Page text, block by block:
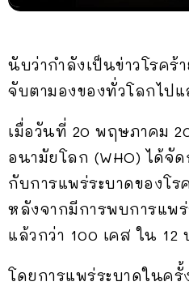
นับว่ากำลังเป็นข่าวโรคร้
จับตามองของทั่วโลกไปแ
เมื่อวันที่ 20 พฤษภาคม
อนามัยโลก (WHO) ได้จั
กับการแพร่ระบาดของโ
หลังจากมีการพบการแพร่
แล้วกว่า 100 เคส ใน 12
โดยการแพร่ระบาดในค